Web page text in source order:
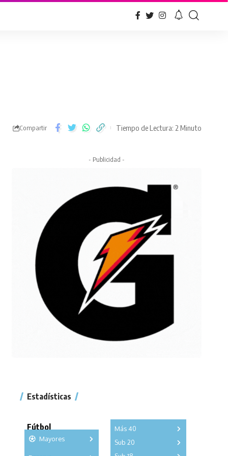
Compartir Tiempo de Lectura: 2 Minuto
- Publicidad -
Estadísticas
Fútbol
Mayores
Más 40
Sub 20